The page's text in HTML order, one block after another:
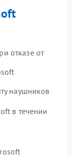
отказе от
наушников
в течении